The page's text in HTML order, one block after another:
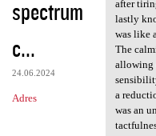
spectrum
c...
24.06.2024
Adres
after
lastly
was like
The
allowing
a
was an